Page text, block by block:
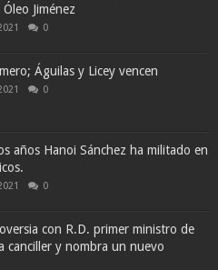
Jiménez
0
Águilas y Licey vencen
0
años Hanoi Sánchez ha militado en
0
con R.D. primer ministro de
canciller y nombra un nuevo